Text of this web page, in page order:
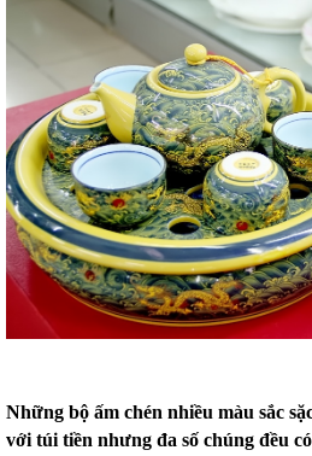
Những bộ ấm chén nhiều màu sắc
với túi tiền nhưng đa số chúng đều